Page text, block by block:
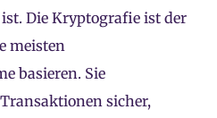
Die Kryptografie ist der
meisten
basieren. Sie
sicher,